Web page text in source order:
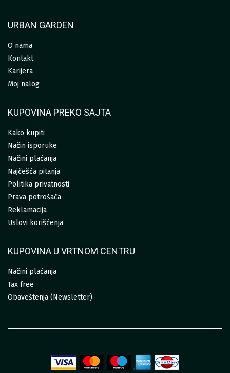
URBAN GARDEN
O nama
Kontakt
Karijera
Moj nalog
KUPOVINA PREKO SAJTA
Kako kupiti
Način isporuke
Načini plaćanja
Najčešća pitanja
Politika privatnosti
Prava potrošača
Reklamacija
Uslovi korišćenja
KUPOVINA U VRTNOM CENTRU
Načini plaćanja
Tax free
Obaveštenja (Newsletter)